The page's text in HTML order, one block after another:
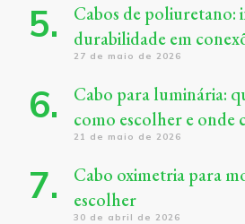
Cabos de poliuretano:
durabilidade em
27 de maio de 2026
Cabo para luminária:
como escolher e onde
21 de maio de 2026
Cabo oximetria para
escolher
30 de abril de 2026